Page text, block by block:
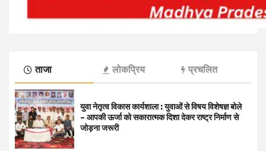
ताजा लोकप्रिय प्रचलित
युवा नेतृत्व विकास कार्यशाला : युवाओं से विषय विशेषज्ञ बोले
– आपकी ऊर्जा को सकारात्मक दिशा देकर राष्ट्र निर्माण से
जोड़ना जरूरी